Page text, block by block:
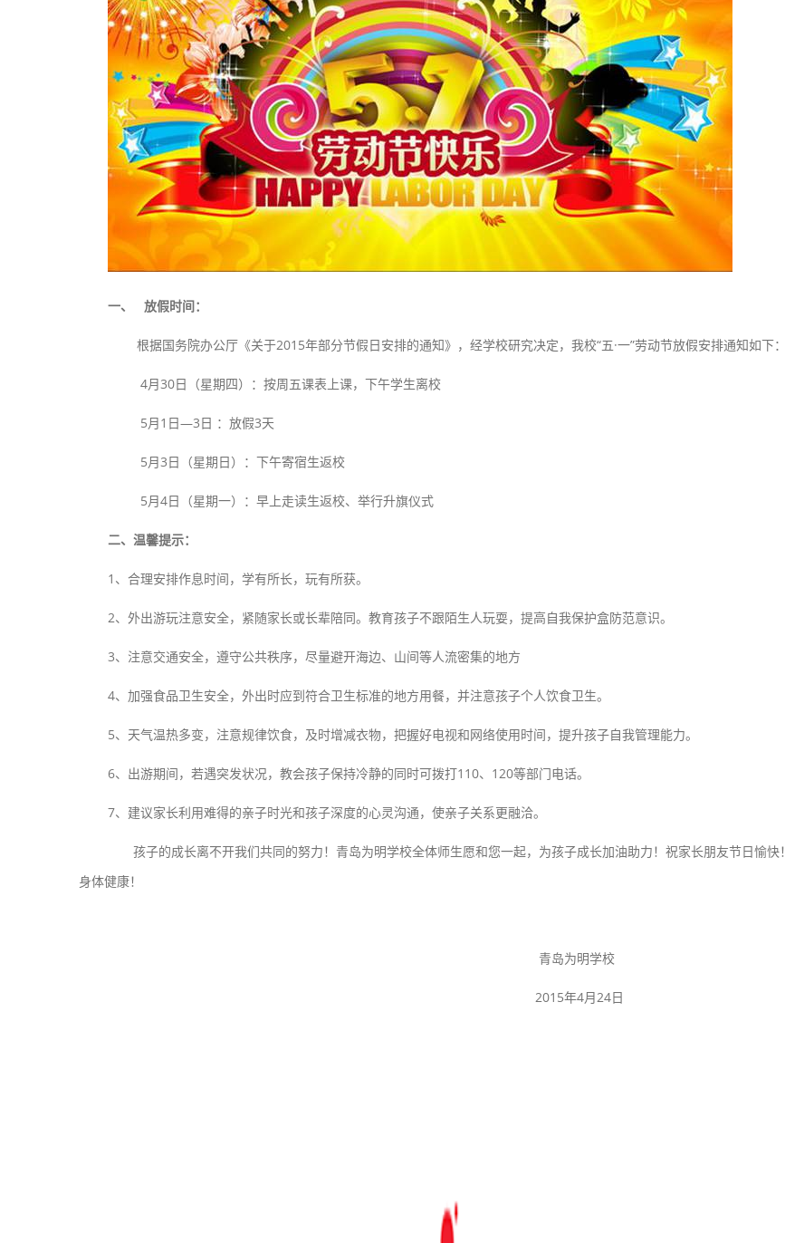
一、 放假时间：
根据国务院办公厅《关于2015年部分节假日安排的通知》，经学校研究决定，我校“五·一”劳动节放假安排通知如下：
4月30日（星期四）：按周五课表上课，下午学生离校
5月1日—3日 ：放假3天
5月3日（星期日）：下午寄宿生返校
5月4日（星期一）：早上走读生返校、举行升旗仪式
二、温馨提示：
1、合理安排作息时间，学有所长，玩有所获。
2、外出游玩注意安全，紧随家长或长辈陪同。教育孩子不跟陌生人玩耍，提高自我保护盒防范意识。
3、注意交通安全，遵守公共秩序，尽量避开海边、山间等人流密集的地方
4、加强食品卫生安全，外出时应到符合卫生标准的地方用餐，并注意孩子个人饮食卫生。
5、天气温热多变，注意规律饮食，及时增减衣物，把握好电视和网络使用时间，提升孩子自我管理能力。
6、出游期间，若遇突发状况，教会孩子保持冷静的同时可拨打110、120等部门电话。
7、建议家长利用难得的亲子时光和孩子深度的心灵沟通，使亲子关系更融洽。
孩子的成长离不开我们共同的努力！青岛为明学校全体师生愿和您一起，为孩子成长加油助力！祝家长朋友节日愉快！
身体健康！
青岛为明学校
2015年4月24日